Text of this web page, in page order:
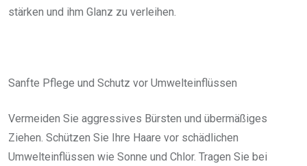
stärken und ihm Glanz zu verleihen.
Sanfte Pflege und Schutz vor Umwelteinflüssen
Vermeiden Sie aggressives Bürsten und übermäßiges
Ziehen. Schützen Sie Ihre Haare vor schädlichen
Umwelteinflüssen wie Sonne und Chlor. Tragen Sie bei